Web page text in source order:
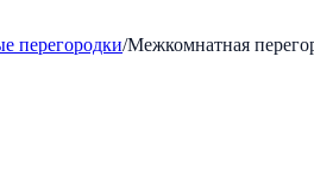
перегородки/Межкомнатная